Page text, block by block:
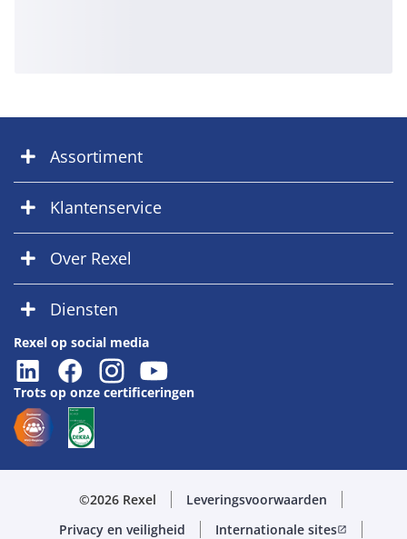
Assortiment
Klantenservice
Over Rexel
Diensten
Rexel op social media
Trots op onze certificeringen
©2026 Rexel
Leveringsvoorwaarden
Privacy en veiligheid
Internationale sitesopen_in_new